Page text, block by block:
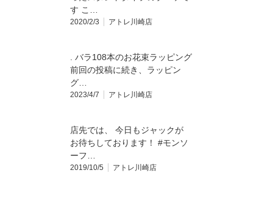
す こ…
2020/2/3 アトレ川崎店
. バラ108本のお花束ラッピング
前回の投稿に続き、ラッピン
グ…
2023/4/7 アトレ川崎店
店先では、 今日もジャックが
お待ちしております！ #モンソ
ーフ…
2019/10/5 アトレ川崎店